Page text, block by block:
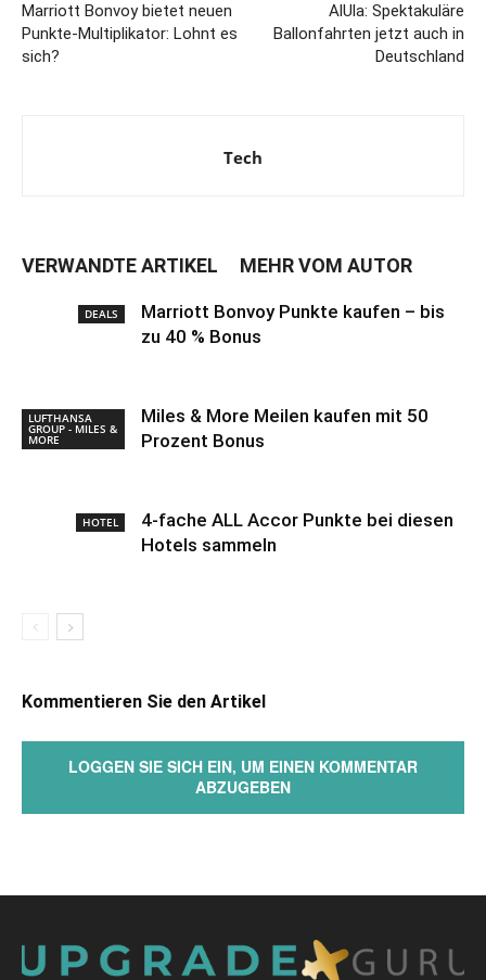
Marriott Bonvoy bietet neuen
Punkte-Multiplikator: Lohnt es
sich?
AlUla: Spektakuläre
Ballonfahrten jetzt auch in
Deutschland
Tech
VERWANDTE ARTIKEL MEHR VOM AUTOR
DEALS
Marriott Bonvoy Punkte kaufen – bis
zu 40 % Bonus
LUFTHANSA
GROUP - MILES &
MORE
Miles & More Meilen kaufen mit 50
Prozent Bonus
HOTEL
4-fache ALL Accor Punkte bei diesen
Hotels sammeln
Kommentieren Sie den Artikel
LOGGEN SIE SICH EIN, UM EINEN KOMMENTAR
ABZUGEBEN